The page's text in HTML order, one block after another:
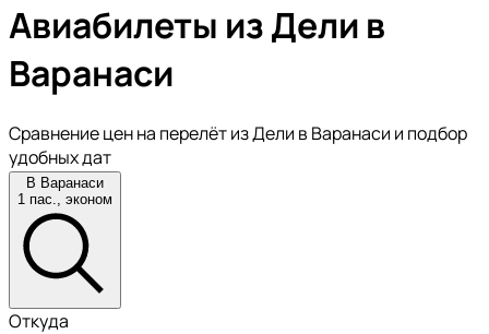
Авиабилеты из Дели в
Варанаси
Сравнение цен на перелёт из Дели в Варанаси и подбор
удобных дат
В Варанаси
1 пас., эконом
Откуда